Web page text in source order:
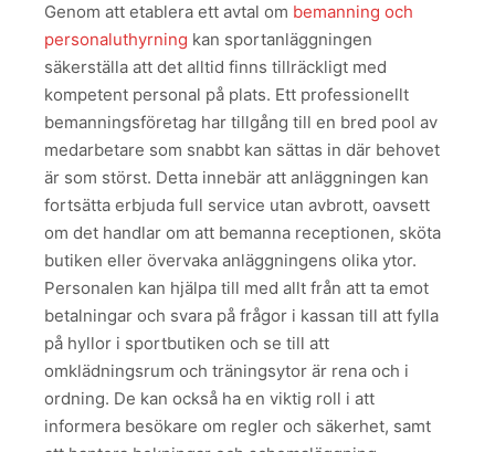
Genom att etablera ett avtal om bemanning och
personaluthyrning kan sportanläggningen
säkerställa att det alltid finns tillräckligt med
kompetent personal på plats. Ett professionellt
bemanningsföretag har tillgång till en bred pool av
medarbetare som snabbt kan sättas in där behovet
är som störst. Detta innebär att anläggningen kan
fortsätta erbjuda full service utan avbrott, oavsett
om det handlar om att bemanna receptionen, sköta
butiken eller övervaka anläggningens olika ytor.
Personalen kan hjälpa till med allt från att ta emot
betalningar och svara på frågor i kassan till att fylla
på hyllor i sportbutiken och se till att
omklädningsrum och träningsytor är rena och i
ordning. De kan också ha en viktig roll i att
informera besökare om regler och säkerhet, samt